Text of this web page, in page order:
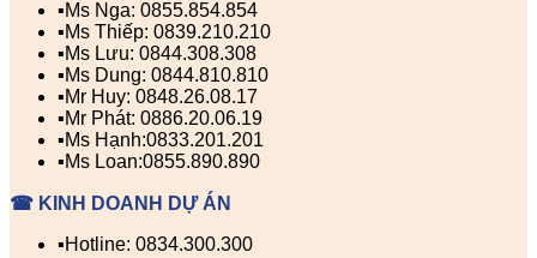
▪️Ms Nga: 0855.854.854
▪️Ms Thiếp: 0839.210.210
▪️Ms Lưu: 0844.308.308
▪️Ms Dung: 0844.810.810
▪️Mr Huy: 0848.26.08.17
▪️Mr Phát: 0886.20.06.19
▪️Ms Hạnh:0833.201.201
▪️Ms Loan:0855.890.890
☎ KINH DOANH DỰ ÁN
▪️Hotline: 0834.300.300